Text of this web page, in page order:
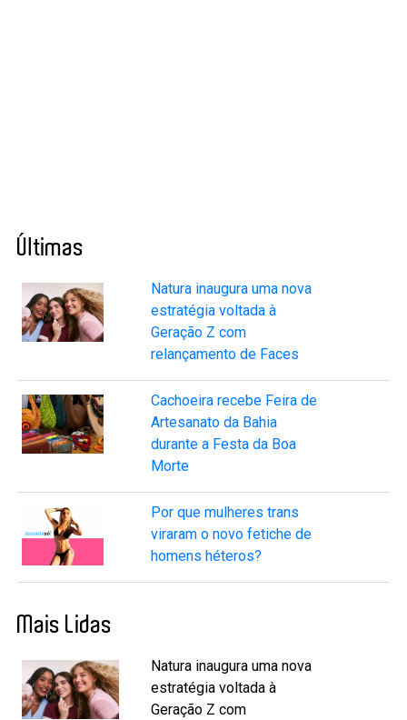
Últimas
Natura inaugura uma nova
estratégia voltada à
Geração Z com
relançamento de Faces
Cachoeira recebe Feira de
Artesanato da Bahia
durante a Festa da Boa
Morte
Por que mulheres trans
viraram o novo fetiche de
homens héteros?
Mais Lidas
Natura inaugura uma nova
estratégia voltada à
Geração Z com